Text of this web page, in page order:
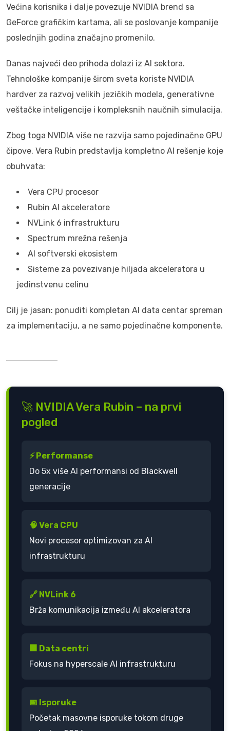
Većina korisnika i dalje povezuje NVIDIA brend sa
GeForce grafičkim kartama, ali se poslovanje kompanije
poslednjih godina značajno promenilo.
Danas najveći deo prihoda dolazi iz AI sektora.
Tehnološke kompanije širom sveta koriste NVIDIA
hardver za razvoj velikih jezičkih modela, generativne
veštačke inteligencije i kompleksnih naučnih simulacija.
Zbog toga NVIDIA više ne razvija samo pojedinačne GPU
čipove. Vera Rubin predstavlja kompletno AI rešenje koje
obuhvata:
Vera CPU procesor
Rubin AI akceleratore
NVLink 6 infrastrukturu
Spectrum mrežna rešenja
AI softverski ekosistem
Sisteme za povezivanje hiljada akceleratora u
jedinstvenu celinu
Cilj je jasan: ponuditi kompletan AI data centar spreman
za implementaciju, a ne samo pojedinačne komponente.
🚀 NVIDIA Vera Rubin – na prvi
pogled
⚡ Performanse
Do 5x više AI performansi od Blackwell
generacije
🧠 Vera CPU
Novi procesor optimizovan za AI
infrastrukturu
🔗 NVLink 6
Brža komunikacija između AI akceleratora
🏢 Data centri
Fokus na hyperscale AI infrastrukturu
📅 Isporuke
Početak masovne isporuke tokom druge